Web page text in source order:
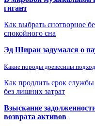
гигант
Как выбрать снотворное
спокойного сна
Эд Ширан задумался о
Какие породы древесины
Как продлить срок
без лишних затрат
Взыскание
возврата активов